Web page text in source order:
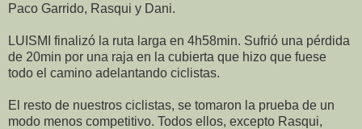
Paco Garrido, Rasqui y Dani.
LUISMI finalizó la ruta larga en 4h58min. Sufrió una pérdida
de 20min por una raja en la cubierta que hizo que fuese
todo el camino adelantando ciclistas.
El resto de nuestros ciclistas, se tomaron la prueba de un
modo menos competitivo. Todos ellos, excepto Rasqui,